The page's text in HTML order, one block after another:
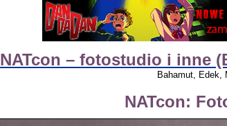
NATcon – fotostudio i inne
Bahamut, Edek,
NATcon: